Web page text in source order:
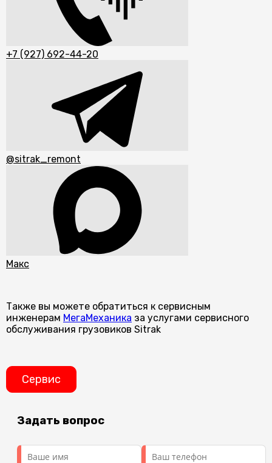
+7 (927) 692-44-20
@sitrak_remont
Макс
Также вы можете обратиться к сервисным
инженерам МегаМеханика за услугами сервисного
обслуживания грузовиков Sitrak
Сервис
Задать вопрос